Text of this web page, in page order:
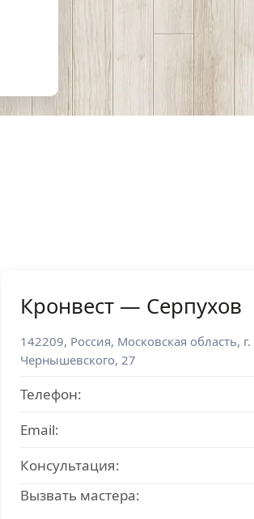
Кронвест — Серпухов
142209, Россия, Московская область, г.
Чернышевского, 27
Телефон:
Email:
Консультация:
Вызвать мастера: